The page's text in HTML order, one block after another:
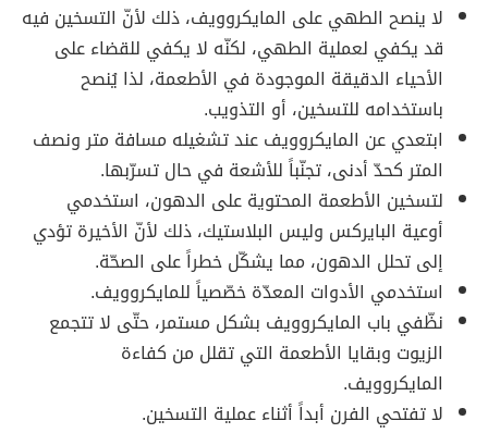
لا ينصح الطهي على المايكروويف، ذلك لأنّ التسخين فيه
قد يكفي لعملية الطهي، لكنّه لا يكفي للقضاء على
الأحياء الدقيقة الموجودة في الأطعمة، لذا يُنصح
باستخدامه للتسخين، أو التذويب.
ابتعدي عن المايكروويف عند تشغيله مسافة متر ونصف
المتر كحدّ أدنى، تجنّباً للأشعة في حال تسرّبها.
لتسخين الأطعمة المحتوية على الدهون، استخدمي
أوعية البايركس وليس البلاستيك، ذلك لأنّ الأخيرة تؤدي
إلى تحلل الدهون، مما يشكّل خطراً على الصحّة.
استخدمي الأدوات المعدّة خصّصياً للمايكروويف.
نظّفي باب المايكروويف بشكل مستمر، حتّى لا تتجمع
الزيوت وبقايا الأطعمة التي تقلل من كفاءة
المايكروويف.
لا تفتحي الفرن أبداً أثناء عملية التسخين.